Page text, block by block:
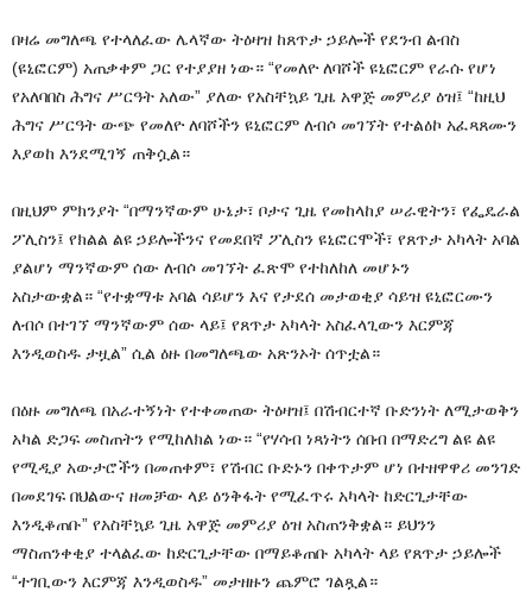
በዛሬ መግለጫ የተላለፈው ሌላኛው ትዕዛዝ ከጸጥታ ኃይሎች የደንብ ልብስ
(ዩኒፎርም) አጠቃቀም ጋር የተያያዘ ነው። “የመለዮ ለባሾች ዩኒፎርም የራሱ የሆነ
የአለባበስ ሕግና ሥርዓት አለው” ያለው የአስቸኳይ ጊዜ አዋጅ መምሪያ ዕዝ፤ “ከዚህ
ሕግና ሥርዓት ውጭ የመለዮ ለባሾችን ዩኒፎርም ለብሶ መገኘት የተልዕኮ አፈጻጸሙን
እያወከ እንደሚገኝ ጠቅሷል።
በዚህም ምክንያት “በማንኛውም ሁኔታ፣ ቦታና ጊዜ የመከላከያ ሠራዊትን፣ የፌዴራል
ፖሊስን፤ የክልል ልዩ ኃይሎችንና የመደበኛ ፖሊስን ዩኒፎርሞች፣ የጸጥታ አካላት አባል
ያልሆነ ማንኛውም ሰው ለብሶ መገኘት ፈጽሞ የተከለከለ መሆኑን
አስታውቋል። “የተቋማቱ አባል ሳይሆን እና የታደሰ መታወቂያ ሳይዝ ዩኒፎርሙን
ለብሶ በተገኘ ማንኛውም ሰው ላይ፤ የጸጥታ አካላት አስፈላጊውን እርምጃ
እንዲወስዱ ታዟል” ሲል ዕዙ በመግለጫው አጽንኦት ሰጥቷል።
በዕዙ መግለጫ በአራተኝነት የተቀመጠው ትዕዛዝ፤ በሽብርተኛ ቡድንነት ለሚታወቅን
አካል ድጋፍ መስጠትን የሚከለክል ነው። “የሃሳብ ነጻነትን ሰበብ በማድረግ ልዩ ልዩ
የሚዲያ አውታሮችን በመጠቀም፣ የሽብር ቡድኑን በቀጥታም ሆነ በተዘዋዋሪ መንገድ
በመደገፍ በህልውና ዘመቻው ላይ ዕንቅፋት የሚፈጥሩ አካላት ከድርጊታቸው
እንዲቆጠቡ” የአስቸኳይ ጊዜ አዋጅ መምሪያ ዕዝ አስጠንቅቋል። ይህንን
ማስጠንቀቂያ ተላልፈው ከድርጊታቸው በማይቆጠቡ አካላት ላይ የጸጥታ ኃይሎች
“ተገቢውን እርምጃ እንዲወስዱ” መታዘዙን ጨምሮ ገልጿል።